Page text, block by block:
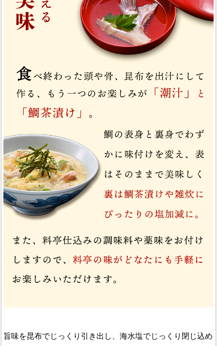
旨味を昆布でじっくり引き出し、海水塩でじっくり閉じ込め